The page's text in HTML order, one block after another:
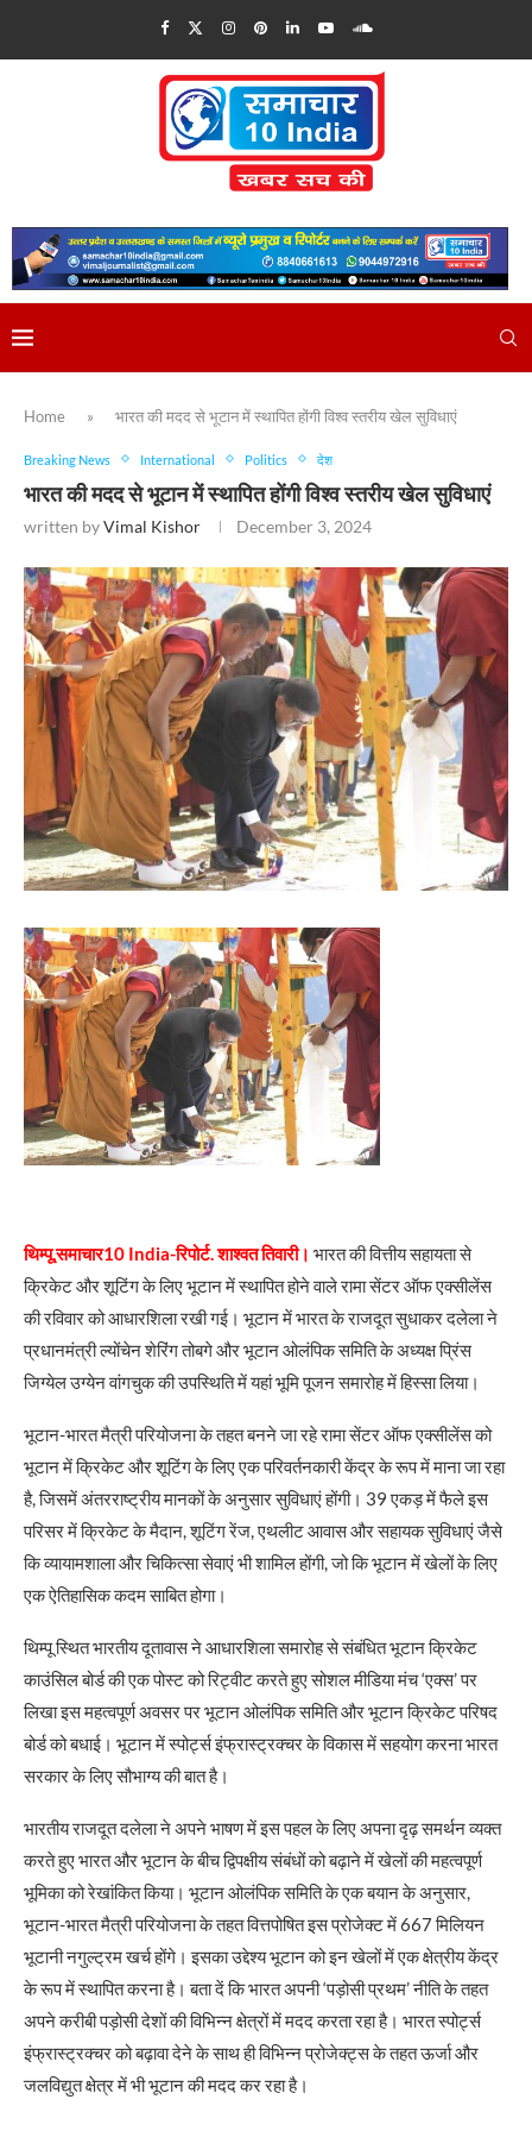
Home » भारत की मदद से भूटान में स्थापित होंगी विश्व स्तरीय खेल सुविधाएं
Breaking News International Politics देश
भारत की मदद से भूटान में स्थापित होंगी विश्व स्तरीय खेल सुविधाएं
written byVimal Kishor December 3, 2024
थिम्पू,समाचार10 India-रिपोर्ट. शाश्वत तिवारी। भारत की वित्तीय सहायता से
क्रिकेट और शूटिंग के लिए भूटान में स्थापित होने वाले रामा सेंटर ऑफ एक्सीलेंस
की रविवार को आधारशिला रखी गई। भूटान में भारत के राजदूत सुधाकर दलेला ने
प्रधानमंत्री ल्योंचेन शेरिंग तोबगे और भूटान ओलंपिक समिति के अध्यक्ष प्रिंस
जिग्येल उग्येन वांगचुक की उपस्थिति में यहां भूमि पूजन समारोह में हिस्सा लिया।
भूटान-भारत मैत्री परियोजना के तहत बनने जा रहे रामा सेंटर ऑफ एक्सीलेंस को
भूटान में क्रिकेट और शूटिंग के लिए एक परिवर्तनकारी केंद्र के रूप में माना जा रहा
है, जिसमें अंतरराष्ट्रीय मानकों के अनुसार सुविधाएं होंगी। 39 एकड़ में फैले इस
परिसर में क्रिकेट के मैदान, शूटिंग रेंज, एथलीट आवास और सहायक सुविधाएं जैसे
कि व्यायामशाला और चिकित्सा सेवाएं भी शामिल होंगी, जो कि भूटान में खेलों के लिए
एक ऐतिहासिक कदम साबित होगा।
थिम्पू स्थित भारतीय दूतावास ने आधारशिला समारोह से संबंधित भूटान क्रिकेट
काउंसिल बोर्ड की एक पोस्ट को रिट्वीट करते हुए सोशल मीडिया मंच ‘एक्स’ पर
लिखा इस महत्वपूर्ण अवसर पर भूटान ओलंपिक समिति और भूटान क्रिकेट परिषद
बोर्ड को बधाई। भूटान में स्पोर्ट्स इंफ्रास्ट्रक्चर के विकास में सहयोग करना भारत
सरकार के लिए सौभाग्य की बात है।
भारतीय राजदूत दलेला ने अपने भाषण में इस पहल के लिए अपना दृढ़ समर्थन व्यक्त
करते हुए भारत और भूटान के बीच द्विपक्षीय संबंधों को बढ़ाने में खेलों की महत्वपूर्ण
भूमिका को रेखांकित किया। भूटान ओलंपिक समिति के एक बयान के अनुसार,
भूटान-भारत मैत्री परियोजना के तहत वित्तपोषित इस प्रोजेक्ट में 667 मिलियन
भूटानी नगुल्ट्रम खर्च होंगे। इसका उद्देश्य भूटान को इन खेलों में एक क्षेत्रीय केंद्र
के रूप में स्थापित करना है। बता दें कि भारत अपनी ‘पड़ोसी प्रथम’ नीति के तहत
अपने करीबी पड़ोसी देशों की विभिन्न क्षेत्रों में मदद करता रहा है। भारत स्पोर्ट्स
इंफ्रास्ट्रक्चर को बढ़ावा देने के साथ ही विभिन्न प्रोजेक्ट्स के तहत ऊर्जा और
जलविद्युत क्षेत्र में भी भूटान की मदद कर रहा है।